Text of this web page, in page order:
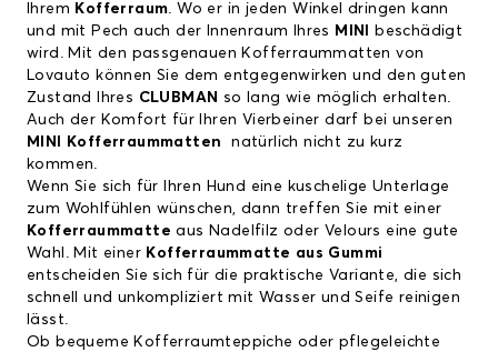
Ihrem Kofferraum. Wo er in jeden Winkel dringen kann
und mit Pech auch der Innenraum Ihres MINI
beschädigt
wird. Mit den passgenauen Kofferraummatten von
Lovauto können Sie dem entgegenwirken und den guten
Zustand Ihres CLUBMAN so lang wie möglich erhalten.
Auch der Komfort für Ihren Vierbeiner darf bei unseren
MINI Kofferraummatten
natürlich nicht zu kurz
kommen.
Wenn Sie sich für Ihren Hund eine kuschelige Unterlage
zum Wohlfühlen wünschen, dann treffen Sie mit einer
Kofferraummatte aus Nadelfilz oder Velours eine gute
Wahl. Mit einer Kofferraummatte aus Gummi
entscheiden Sie sich für die praktische Variante, die sich
schnell und unkompliziert mit Wasser und Seife reinigen
lässt.
Ob bequeme Kofferraumteppiche oder pflegeleichte